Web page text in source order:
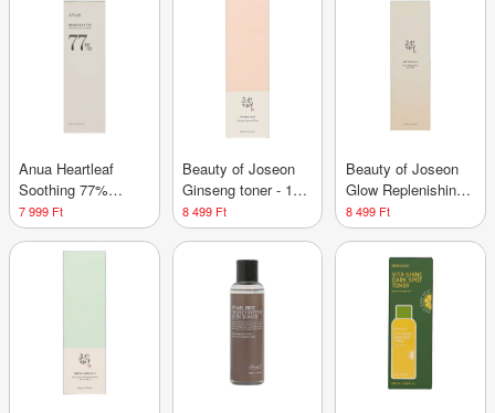
Anua Heartleaf
Soothing 77%
arctonik - 250 ml
7 999 Ft
Beauty of Joseon
Ginseng toner - 150
ml
8 499 Ft
Beauty of Joseon
Glow Replenishing
rizstej esszencia -
150 ml
8 499 Ft